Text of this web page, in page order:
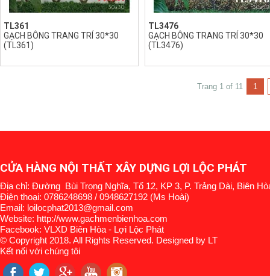
TL361
GẠCH BÔNG TRANG TRÍ 30*30
(TL361)
TL3476
GẠCH BÔNG TRANG TRÍ 30*30
(TL3476)
Trang 1 of 11 1
CỬA HÀNG NỘI THẤT XÂY DỰNG LỢI LỘC PHÁT
Địa chỉ: Đường Bùi Trọng Nghĩa, Tổ 12, KP 3, P. Trảng Dài, Biên
Điện thoại: 0786248698 / 0948627192 (Ms Hoài)
Email: loilocphat2013@gmail.com
Website: http://www.gachmenbienhoa.com
Facebook: VLXD Biên Hòa - Lợi Lộc Phát
© Copyright 2018. All Rights Reserved. Designed by LT
Kết nối với chúng tôi